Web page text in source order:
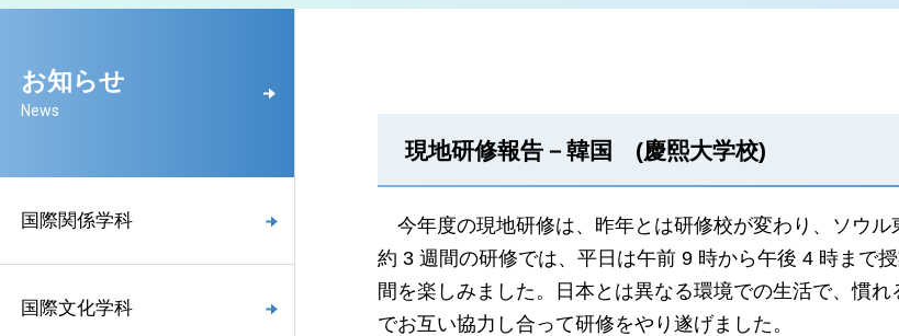
お知らせ
News
国際関係学科
国際文化学科
現地研修報告－韓国 (慶熙大学校)
今年度の現地研修は、昨年とは研修校が変わり、ソウル
約 3 週間の研修では、平日は午前 9 時から午後 4 時まで
間を楽しみました。日本とは異なる環境での生活で、慣
でお互い協力し合って研修をやり遂げました。